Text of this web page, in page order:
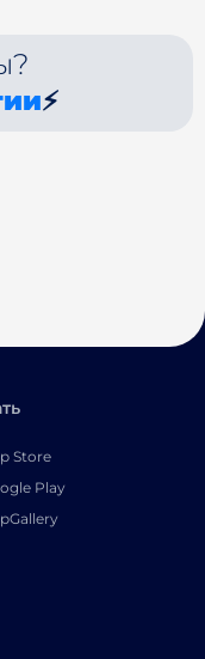
⚡
Store
Play